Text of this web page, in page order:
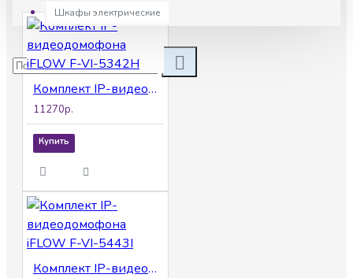
Шкафы электрические
Комплект IP-видеодомофона iFLOW F-VI-5342H
11270р.
Купить
Комплект IP-видеодомофона iFLOW F-VI-5443I